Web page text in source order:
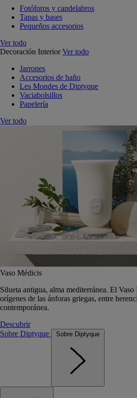
Fotóforos y candelabros
Tapas y bases
Pequeños accesorios
Ver todo
Decoración Interior Ver todo
Jarrones
Accesorios de baño
Les Mondes de Diptyque
Vaciabolsillos
Papelería
Ver todo
Vaso Médicis
Silueta antigua, alma mediterránea. El
orígenes de las ánforas griegas, entre
contemporánea.
Descubrir
Sobre Diptyque
Sobre Diptyque